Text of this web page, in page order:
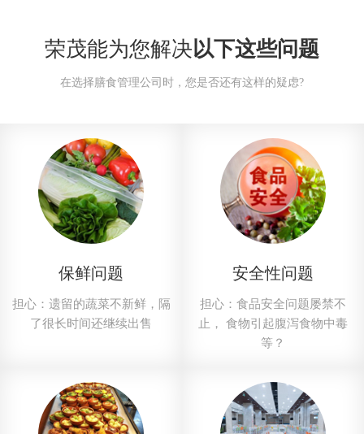
平包 芥菜苗
荣茂能为您解决以下这些问题
在选择膳食管理公司时，您是否还有这样的疑虑?
保鲜问题
担心：遗留的蔬菜不新鲜，隔
了很长时间还继续出售
安全性问题
担心：食品安全问题屡禁不
止， 食物引起腹泻食物中毒
等？